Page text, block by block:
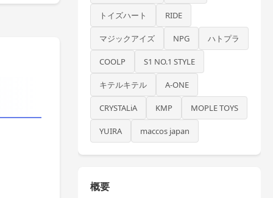
トイズハート RIDE
マジックアイズ NPG ハトプラ
COOLP S1 NO.1 STYLE
キテルキテル A-ONE
CRYSTALiA KMP MOPLE TOYS
YUIRA maccos japan
概要